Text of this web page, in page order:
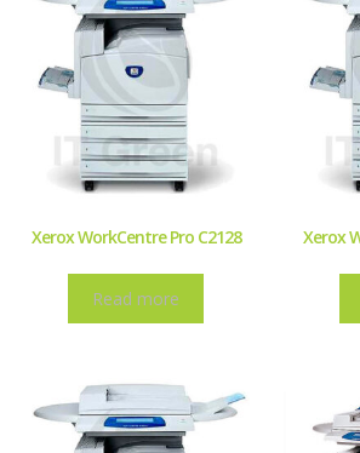
Xerox WorkCentre Pro C2128
Read more
Xerox